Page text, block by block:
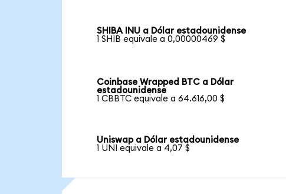
SHIBA INU a Dólar estadounidense
1 SHIB equivale a 0,00000469 $
Coinbase Wrapped BTC a Dólar
estadounidense
1 CBBTC equivale a 64.616,00 $
Uniswap a Dólar estadounidense
1 UNI equivale a 4,07 $